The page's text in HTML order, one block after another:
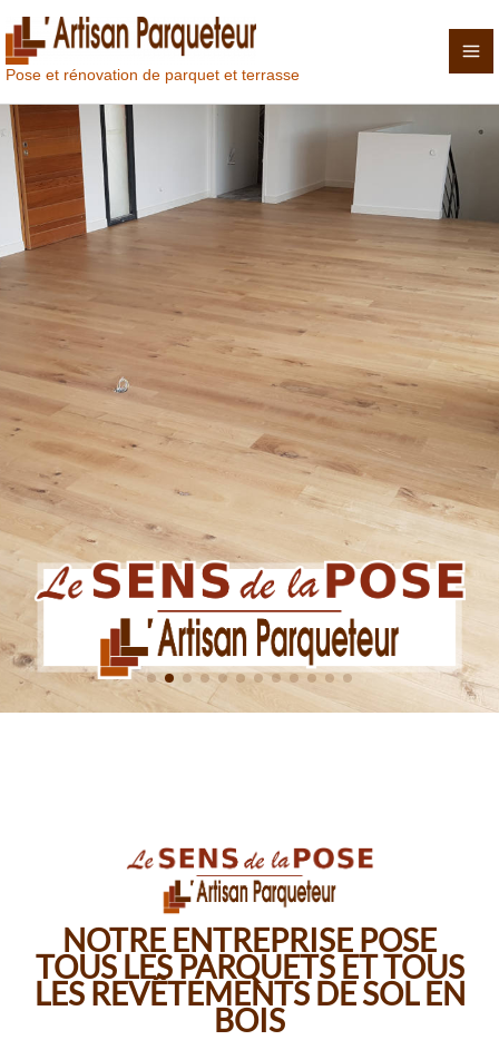
au
contenu
Pose et rénovation de parquet et terrasse
NOTRE ENTREPRISE POSE
TOUS LES PARQUETS ET TOUS
LES REVÊTEMENTS DE SOL EN
BOIS